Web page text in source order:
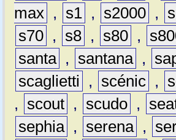
max , s1 , s2000 ,
s70 , s8 , s80 ,
santa , santana ,
scaglietti
, scénic ,
,
scout , scudo ,
sephia , serena ,